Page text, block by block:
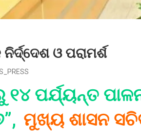
ଓ ପରାମର୍ଶ
ପର୍ଯ୍ୟନ୍ତ
ମୁଖ୍ୟ ଶାସନ